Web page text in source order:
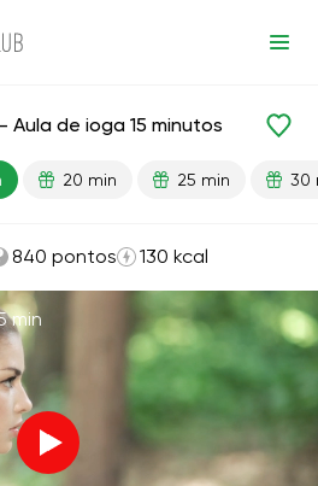
Hábitos
Aula de ioga 15 minutos
20 min 25 min 30
840 pontos 130 kcal
min